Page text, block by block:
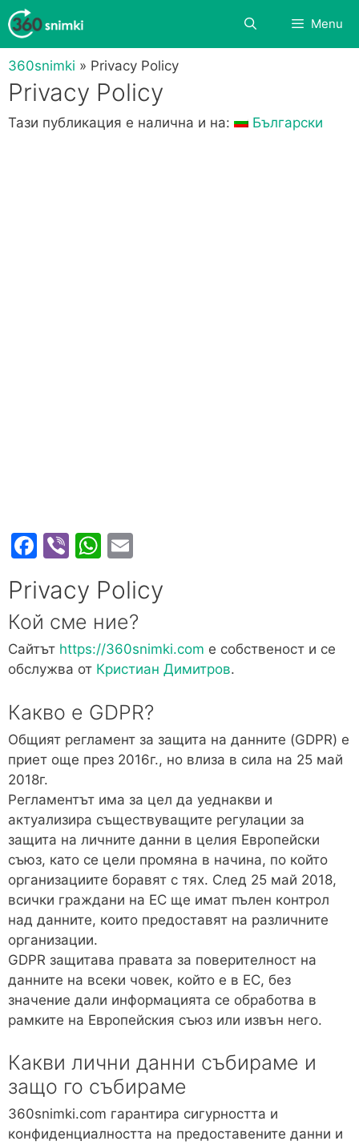
Skip
to
content
SearchMenu
360snimki » Privacy Policy
Privacy Policy
Тази публикация е налична и на: Български
F
c
e
b
o
k
Vi
er
W
at
s
A
p
p
ai
l
Privacy Policy
Кой сме ние?
Сайтът https://360snimki.com е собственост и се
обслужва от Кристиан Димитров.
Какво е GDPR?
Общият регламент за защита на данните (GDPR) е
приет още през 2016г., но влиза в сила на 25 май
2018г.
Регламентът има за цел да уеднакви и
актуализира съществуващите регулации за
защита на личните данни в целия Европейски
съюз, като се цели промяна в начина, по който
организациите боравят с тях. След 25 май 2018,
всички граждани на ЕС ще имат пълен контрол
над данните, които предоставят на различните
организации.
GDPR защитава правата за поверителност на
данните на всеки човек, който е в ЕС, без
значение дали информацията се обработва в
рамките на Европейския съюз или извън него.
Какви лични данни събираме и
защо го събираме
360snimki.com гарантира сигурността и
конфиденциалността на предоставените данни и